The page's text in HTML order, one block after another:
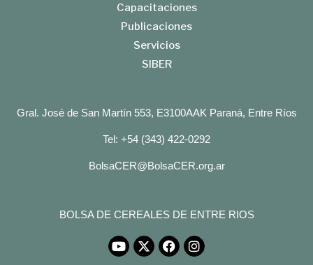
Capacitaciones
Publicaciones
Servicios
SIBER
Gral. José de San Martín 553, E3100AAK Paraná, Entre Ríos
Tel: +54 (343) 422-0292
BolsaCER@BolsaCER.org.ar
BOLSA DE CEREALES DE ENTRE RIOS